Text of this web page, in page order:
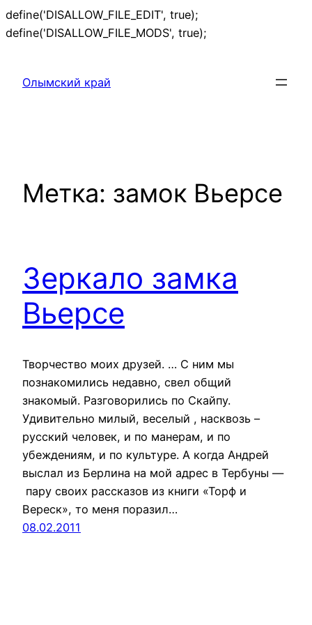
define('DISALLOW_FILE_EDIT', true);
define('DISALLOW_FILE_MODS', true);
Олымский край
Метка: замок Вьерсе
Зеркало замка
Вьерсе
Творчество моих друзей. … С ним мы
познакомились недавно, свел общий
знакомый. Разговорились по Скайпу.
Удивительно милый, веселый , насквозь –
русский человек, и по манерам, и по
убеждениям, и по культуре. А когда Андрей
выслал из Берлина на мой адрес в Тербуны —
пару своих рассказов из книги «Торф и
Вереск», то меня поразил…
08.02.2011